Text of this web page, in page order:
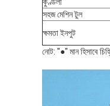
কুণ্ডলী
সহজ মেশিন টুল
ক্ষমতা ইনপুট
নোট: "●" মান হিসাবে